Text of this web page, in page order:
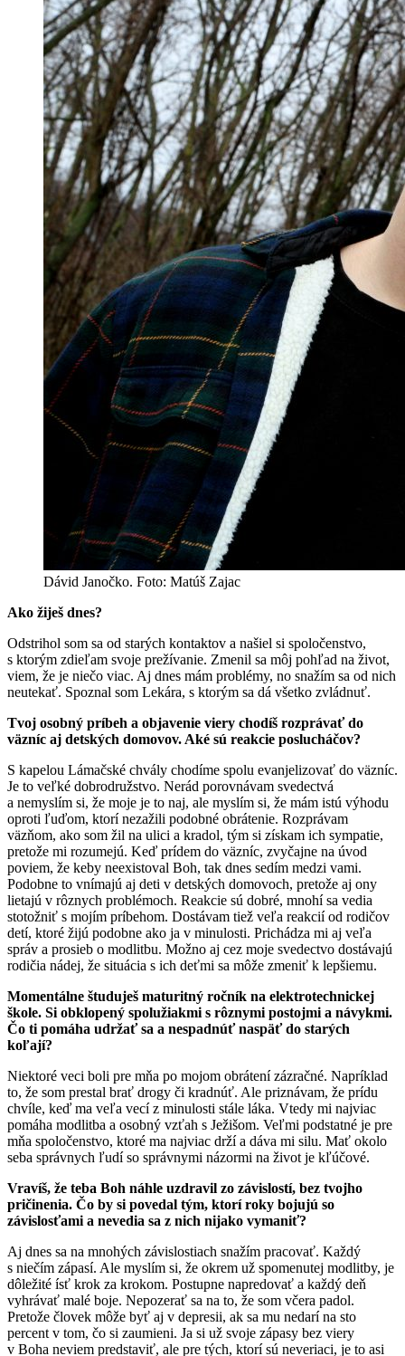
Dávid Janočko. Foto: Matúš Zajac
Ako žiješ dnes?
Odstrihol som sa od starých kontaktov a našiel si spoločenstvo,
s ktorým zdieľam svoje prežívanie. Zmenil sa môj pohľad na život,
viem, že je niečo viac. Aj dnes mám problémy, no snažím sa od nich
neutekať. Spoznal som Lekára, s ktorým sa dá všetko zvládnuť.
Tvoj osobný príbeh a objavenie viery chodíš rozprávať do
väzníc aj detských domovov. Aké sú reakcie poslucháčov?
S kapelou Lámačské chvály chodíme spolu evanjelizovať do väzníc.
Je to veľké dobrodružstvo. Nerád porovnávam svedectvá
a nemyslím si, že moje je to naj, ale myslím si, že mám istú výhodu
oproti ľuďom, ktorí nezažili podobné obrátenie. Rozprávam
väzňom, ako som žil na ulici a kradol, tým si získam ich sympatie,
pretože mi rozumejú. Keď prídem do väzníc, zvyčajne na úvod
poviem, že keby neexistoval Boh, tak dnes sedím medzi vami.
Podobne to vnímajú aj deti v detských domovoch, pretože aj ony
lietajú v rôznych problémoch. Reakcie sú dobré, mnohí sa vedia
stotožniť s mojím príbehom. Dostávam tiež veľa reakcií od rodičov
detí, ktoré žijú podobne ako ja v minulosti. Prichádza mi aj veľa
správ a prosieb o modlitbu. Možno aj cez moje svedectvo dostávajú
rodičia nádej, že situácia s ich deťmi sa môže zmeniť k lepšiemu.
Momentálne študuješ maturitný ročník na elektrotechnickej
škole. Si obklopený spolužiakmi s rôznymi postojmi a návykmi.
Čo ti pomáha udržať sa a nespadnúť naspäť do starých
koľají?
Niektoré veci boli pre mňa po mojom obrátení zázračné. Napríklad
to, že som prestal brať drogy či kradnúť. Ale priznávam, že prídu
chvíle, keď ma veľa vecí z minulosti stále láka. Vtedy mi najviac
pomáha modlitba a osobný vzťah s Ježišom. Veľmi podstatné je pre
mňa spoločenstvo, ktoré ma najviac drží a dáva mi silu. Mať okolo
seba správnych ľudí so správnymi názormi na život je kľúčové.
Vravíš, že teba Boh náhle uzdravil zo závislostí, bez tvojho
pričinenia. Čo by si povedal tým, ktorí roky bojujú so
závislosťami a nevedia sa z nich nijako vymaniť?
Aj dnes sa na mnohých závislostiach snažím pracovať. Každý
s niečím zápasí. Ale myslím si, že okrem už spomenutej modlitby, je
dôležité ísť krok za krokom. Postupne napredovať a každý deň
vyhrávať malé boje. Nepozerať sa na to, že som včera padol.
Pretože človek môže byť aj v depresii, ak sa mu nedarí na sto
percent v tom, čo si zaumieni. Ja si už svoje zápasy bez viery
v Boha neviem predstaviť, ale pre tých, ktorí sú neveriaci, je to asi